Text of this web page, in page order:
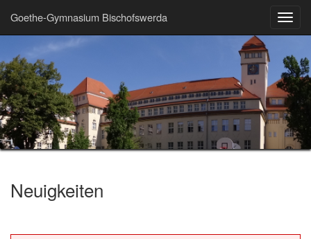
Goethe-Gymnasium Bischofswerda
Neuigkeiten